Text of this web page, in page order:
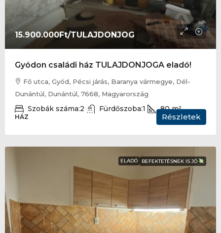
15.900.000Ft/TULAJDONJOG
Gyódon családi ház TULAJDONJOGA eladó!
Fő utca, Gyód, Pécsi járás, Baranya vármegye, Dél-
Dunántúl, Dunántúl, 7668, Magyarország
Szobák száma:2 Fürdőszoba:1 80 m²
HÁZ Részletek
ELADÓ BEFEKTETÉSNEK IS JÓ